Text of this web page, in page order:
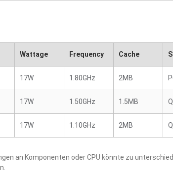
Wattage Frequency Cache
17W 1.80GHz 2MB
17W 1.50GHz 1.5MB
17W 1.10GHz 2MB
an Komponenten oder CPU könnte zu